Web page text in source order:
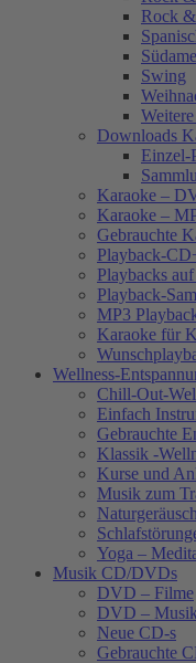
Rock
Swing
Downloads
Einzel-
Karaoke –
Karaoke –
Gebrauchte
Playback-
Playbacks
Playback-
MP3
Karaoke für
Wellness-
Chill-Out-
Einfach
Gebrauchte
Klassik -
Kurse und
Musik zum
Yoga –
Musik CD/DVDs
DVD – Filme
DVD –
Neue CD-s
Gebrauchte